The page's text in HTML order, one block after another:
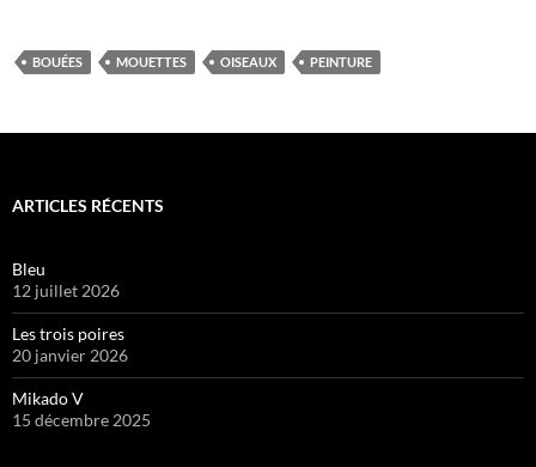
BOUÉES MOUETTES OISEAUX PEINTURE
ARTICLES RÉCENTS
Bleu
12 juillet 2026
Les trois poires
20 janvier 2026
Mikado V
15 décembre 2025